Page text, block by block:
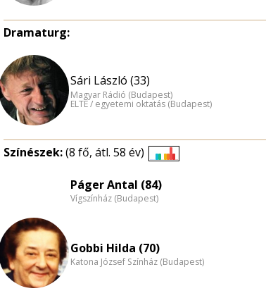
Dramaturg:
Sári László (33)
Magyar Rádió (Budapest)
ELTE / egyetemi oktatás (Budapest)
Színészek:(8 fő, átl. 58 év)
Páger Antal (84)
Vígszínház (Budapest)
Gobbi Hilda (70)
Katona József Színház (Budapest)